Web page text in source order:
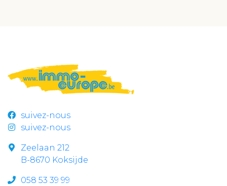
suivez-nous
suivez-nous
Zeelaan 212
B-8670 Koksijde
058 53 39 99